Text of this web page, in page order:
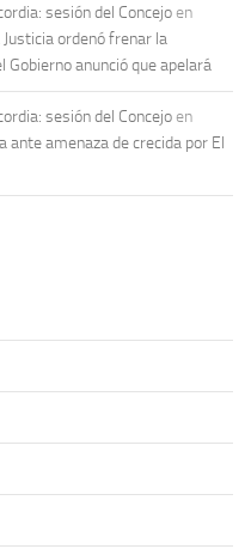
sesión del Concejo en
ordenó frenar la
anunció que apelará
sesión del Concejo en
ante amenaza de crecida por El